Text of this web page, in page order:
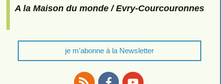
A la Maison du monde / Evry-Courcouronnes
je m'abonne à la Newsletter